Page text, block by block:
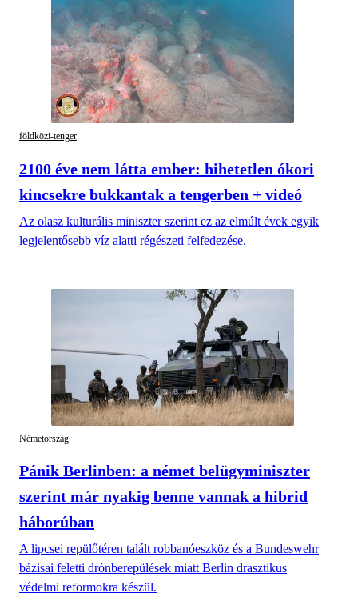
földközi-tenger
2100 éve nem látta ember: hihetetlen ókori
kincsekre bukkantak a tengerben + videó
Az olasz kulturális miniszter szerint ez az elmúlt évek egyik
legjelentősebb víz alatti régészeti felfedezése.
Németország
Pánik Berlinben: a német belügyminiszter
szerint már nyakig benne vannak a hibrid
háborúban
A lipcsei repülőtéren talált robbanóeszköz és a Bundeswehr
bázisai feletti drónberepülések miatt Berlin drasztikus
védelmi reformokra készül.